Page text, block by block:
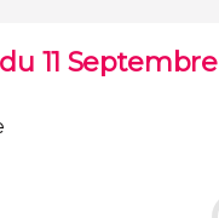
11 Septembre